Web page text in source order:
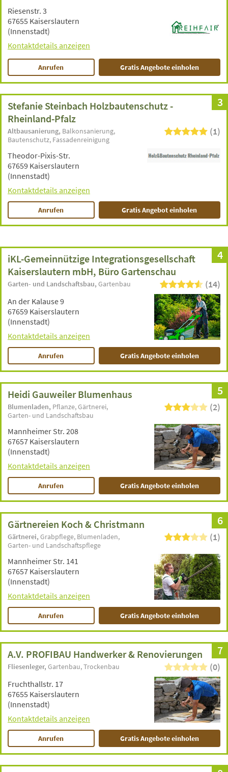
Riesenstr. 3
67655 Kaiserslautern
(Innenstadt)
Kontaktdetails anzeigen
Anrufen Gratis Angebote einholen
3
Stefanie Steinbach Holzbautenschutz -
Rheinland-Pfalz
Altbausanierung Balkonsanierung
Bautenschutz Fassadenreinigung
(1)
Theodor-Pixis-Str.
67659 Kaiserslautern
(Innenstadt)
Kontaktdetails anzeigen
Anrufen Gratis Angebot einholen
4
iKL-Gemeinnützige Integrationsgesellschaft
Kaiserslautern mbH, Büro Gartenschau
Garten- und Landschaftsbau Gartenbau (14)
An der Kalause 9
67659 Kaiserslautern
(Innenstadt)
Kontaktdetails anzeigen
Anrufen Gratis Angebote einholen
5
Heidi Gauweiler Blumenhaus
Blumenladen Pflanze Gärtnerei
Garten- und Landschaftsbau
(2)
Mannheimer Str. 208
67657 Kaiserslautern
(Innenstadt)
Kontaktdetails anzeigen
Anrufen Gratis Angebote einholen
6
Gärtnereien Koch & Christmann
Gärtnerei Grabpflege Blumenladen
Garten- und Landschaftspflege
(1)
Mannheimer Str. 141
67657 Kaiserslautern
(Innenstadt)
Kontaktdetails anzeigen
Anrufen Gratis Angebote einholen
7
A.V. PROFIBAU Handwerker & Renovierungen
Fliesenleger Gartenbau Trockenbau (0)
Fruchthallstr. 17
67655 Kaiserslautern
(Innenstadt)
Kontaktdetails anzeigen
Anrufen Gratis Angebote einholen